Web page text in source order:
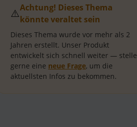
⚠️Achtung! Dieses Thema
könnte veraltet sein
Dieses Thema wurde vor mehr als 2
Jahren erstellt. Unser Produkt
entwickelt sich schnell weiter — stelle
gerne eine neue Frage, um die
aktuellsten Infos zu bekommen.